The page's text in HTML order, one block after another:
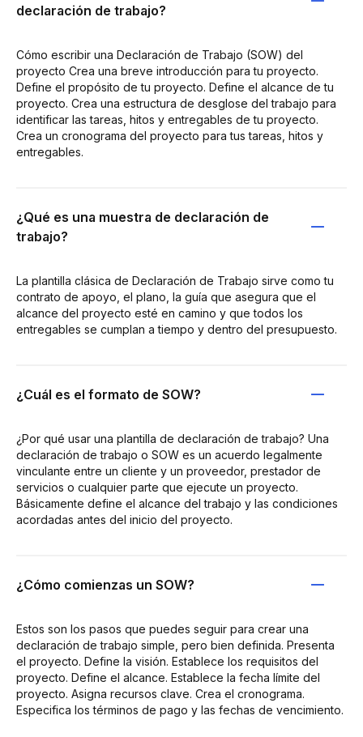
declaración de trabajo?
Cómo escribir una Declaración de Trabajo (SOW) del
proyecto Crea una breve introducción para tu proyecto.
Define el propósito de tu proyecto. Define el alcance de tu
proyecto. Crea una estructura de desglose del trabajo para
identificar las tareas, hitos y entregables de tu proyecto.
Crea un cronograma del proyecto para tus tareas, hitos y
entregables.
¿Qué es una muestra de declaración de
trabajo?
La plantilla clásica de Declaración de Trabajo sirve como tu
contrato de apoyo, el plano, la guía que asegura que el
alcance del proyecto esté en camino y que todos los
entregables se cumplan a tiempo y dentro del presupuesto.
¿Cuál es el formato de SOW?
¿Por qué usar una plantilla de declaración de trabajo? Una
declaración de trabajo o SOW es un acuerdo legalmente
vinculante entre un cliente y un proveedor, prestador de
servicios o cualquier parte que ejecute un proyecto.
Básicamente define el alcance del trabajo y las condiciones
acordadas antes del inicio del proyecto.
¿Cómo comienzas un SOW?
Estos son los pasos que puedes seguir para crear una
declaración de trabajo simple, pero bien definida. Presenta
el proyecto. Define la visión. Establece los requisitos del
proyecto. Define el alcance. Establece la fecha límite del
proyecto. Asigna recursos clave. Crea el cronograma.
Especifica los términos de pago y las fechas de vencimiento.